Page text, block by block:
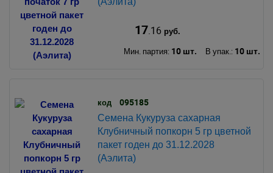
17.16 руб.
Мин. партия: 10 шт. В упак.: 10 шт.
код 095185
Семена Кукуруза сахарная
Клубничный попкорн 5 гр цветной
пакет годен до 31.12.2028
(Аэлита)